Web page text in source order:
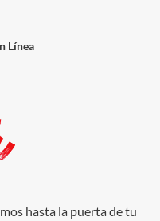
Línea
hasta la puerta de tu